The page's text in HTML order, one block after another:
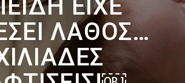
ΕΊΧΕ
ΛΆΘΟΣ…